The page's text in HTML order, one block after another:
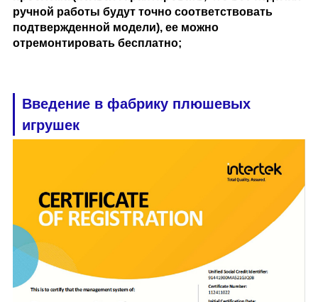
ручной работы будут точно соответствовать
подтвержденной модели), ее можно
отремонтировать бесплатно;
Введение в фабрику плюшевых
игрушек